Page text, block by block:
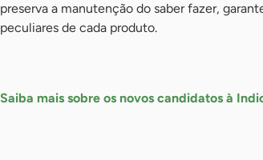
preserva a manutenção do saber fazer,
peculiares de cada produto.
Saiba mais sobre os novos candidatos à